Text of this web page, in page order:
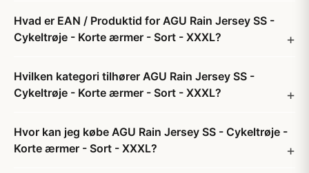
Hvad er EAN / Produktid for AGU Rain Jersey SS -
Cykeltrøje - Korte ærmer - Sort - XXXL?
Hvilken kategori tilhører AGU Rain Jersey SS -
Cykeltrøje - Korte ærmer - Sort - XXXL?
Hvor kan jeg købe AGU Rain Jersey SS - Cykeltrøje -
Korte ærmer - Sort - XXXL?